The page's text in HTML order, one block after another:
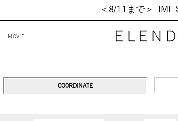
＜8/11まで＞TIME
MOVIE
COORDINATE